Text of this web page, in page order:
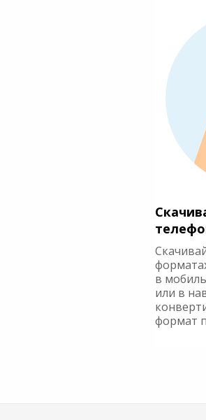
в
или в
формат